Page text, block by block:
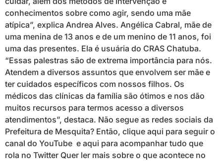
conhecimentos sobre como agir, sendo uma mãe
atípica”, explica Andrea Alves. Angélica Cabral, mãe de
uma menina de 13 anos e de um menino de 11 anos, foi
uma das presentes. Ela é usuária do CRAS Chatuba.
“Essas palestras são de extrema importância para nós.
Atendem a diversos assuntos que envolvem ser mãe e
ter cuidados específicos com nossos filhos. Os
médicos das clínicas da família são ótimos e nos dão
muitos recursos para termos acesso a diversos
atendimentos”, destaca. Não segue as redes sociais da
Prefeitura de Mesquita? Então, clique aqui para seguir o
canal do YouTube e aqui para acompanhar tudo que
rola no Twitter Quer ler mais sobre o que acontece no